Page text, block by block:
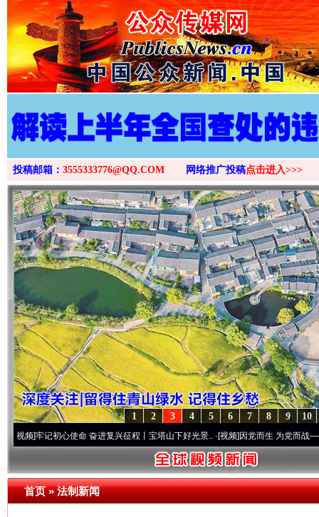
投稿邮箱： 3555333776@QQ.COM 网络推广投稿点击进入>>>
10
9
8
7
6
5
4
3
2
1
初心使命 奋进复兴征程丨宝塔山下好光景..·[视频]因党而生 为党而战——百年“纪”
首页»法制新闻